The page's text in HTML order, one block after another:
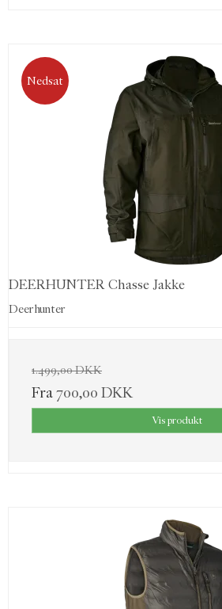
Nedsat
DEERHUNTER Chasse Jakke
Deerhunter
1.499,00 DKK
Fra700,00 DKK
Vis produkt